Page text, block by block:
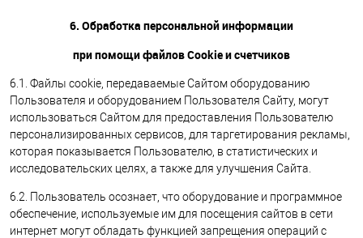
6. Обработка персональной информации
при помощи файлов Cookie и счетчиков
6.1. Файлы cookie, передаваемые Сайтом оборудованию
Пользователя и оборудованием Пользователя Сайту, могут
использоваться Сайтом для предоставления Пользователю
персонализированных сервисов, для таргетирования рекламы,
которая показывается Пользователю, в статистических и
исследовательских целях, а также для улучшения Сайта.
6.2. Пользователь осознает, что оборудование и программное
обеспечение, используемые им для посещения сайтов в сети
интернет могут обладать функцией запрещения операций с